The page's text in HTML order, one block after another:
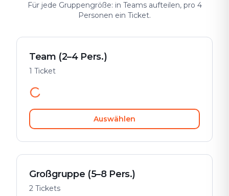
Für jede Gruppengröße: in Teams aufteilen, pro 4
Personen ein Ticket.
Team (2–4 Pers.)
1 Ticket
Auswählen
Großgruppe (5–8 Pers.)
2 Tickets